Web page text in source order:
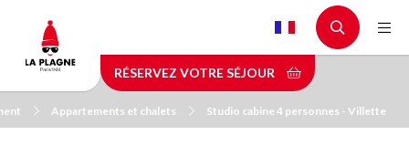
contenu
principal
RÉSERVEZ VOTRE SÉJOUR
Appartements et chalets Studio cabine 4 personnes - Villette